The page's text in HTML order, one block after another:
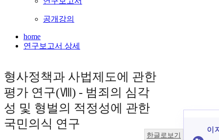
공개강의
home
연구보고서 상세
형사정책과 사법제도에 관한
평가 연구(Ⅷ) - 범죄의 심각
성 및 형벌의 적정성에 관한
국민의식 연구
한글로보기
이